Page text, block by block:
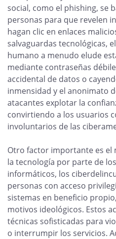
social, como el phishing, se
personas para que revelen
hagan clic en enlaces
salvaguardas tecnológicas,
humano a menudo elude
mediante contraseñas
accidental de datos o
inmensidad y el anonimato
atacantes explotar la
convirtiendo a los usuarios
involuntarios de las
Otro factor importante es el
la tecnología por parte de
informáticos, los
personas con acceso
sistemas en beneficio
motivos ideológicos. Estos
técnicas sofisticadas para
o interrumpir los servicios.